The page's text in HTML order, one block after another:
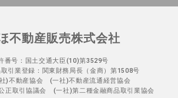
不動産販売株式会社
番号：国土交通大臣(10)第3529号
引業登録：関東財務局長（金商）第1508号
)不動産協会 (一社)不動産流通経営協会
正取引協議会 (一社)第二種金融商品取引業協会